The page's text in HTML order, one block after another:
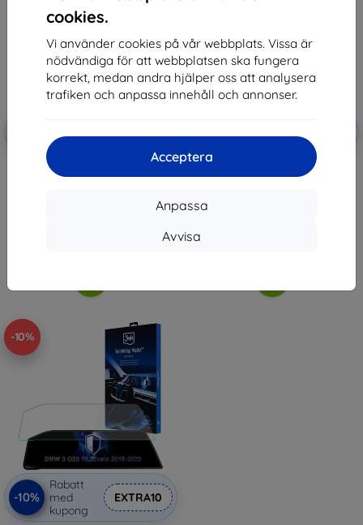
cookies.
Vi använder cookies på vår webbplats. Vissa är
nödvändiga för att webbplatsen ska fungera
korrekt, medan andra hjälper oss att analysera
trafiken och anpassa innehåll och annonser.
Acceptera
Anpassa
Avvisa
kupong
3mk TechWrap Matte Center
Display Protective film for BMW
3mk TechWrap Matte Center
Display Protective film for BMW
-10%
-10%
Rabatt
med
kupong
EXTRA10